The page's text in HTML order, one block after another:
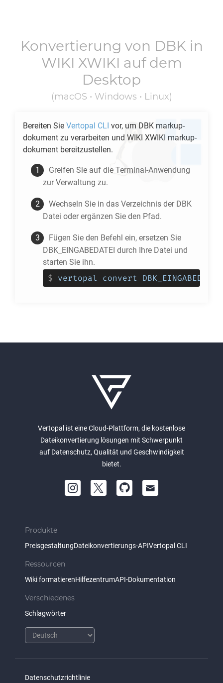
Konvertierung von DBKin
WIKI XWIKI auf dem
Desktop
(macOS • Windows • Linux)
Bereiten Sie Vertopal CLI vor, um DBK markup-
dokument zu verarbeiten und WIKI XWIKI markup-
dokument bereitzustellen.
Greifen Sie auf die Terminal-Anwendung
zur Verwaltung zu.
Wechseln Sie in das Verzeichnis der DBK
Datei oder ergänzen Sie den Pfad.
Fügen Sie den Befehl ein, ersetzen Sie
DBK_EINGABEDATEI durch Ihre Datei und
starten Sie ihn.
$ vertopal convert
Vertopal ist eine Cloud-Plattform, die kostenlose
Dateikonvertierung lösungen mit Schwerpunkt
auf Datenschutz, Qualität und Geschwindigkeit
bietet.
Produkte
PreisgestaltungDateikonvertierungs-APIVertopal CLI
Ressourcen
Wiki formatierenHilfezentrumAPI-Dokumentation
Verschiedenes
Schlagwörter
Datenschutzrichtlinie